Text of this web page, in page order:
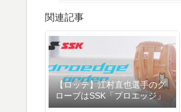
関連記事
【ロッテ】江村直也選手のグ
ローブはSSK「プロエッジ」